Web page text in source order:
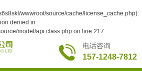
wwwroot/source/cache/license_cache.php):
denied in
model/api.class.php on line 217
电话咨询
157-1248-7812